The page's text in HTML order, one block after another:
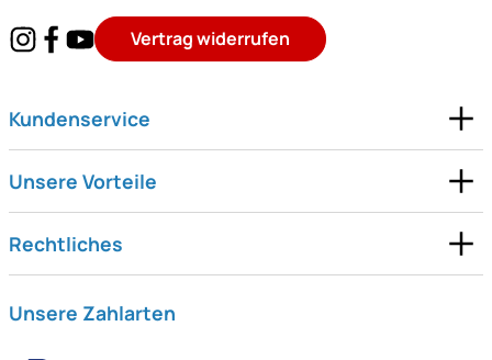
Vertrag widerrufen
Kundenservice
Unsere Vorteile
Rechtliches
Unsere Zahlarten